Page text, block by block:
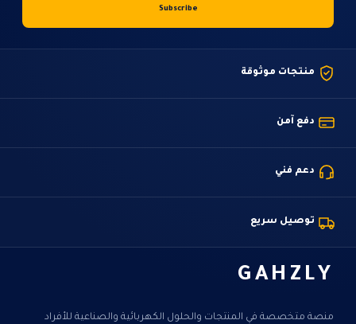
منتجات موثوقة
دفع آمن
دعم فني
توصيل سريع
GAHZLY
منصة متخصصة في المنتجات والحلول الكهربائية والصناعية للأفراد